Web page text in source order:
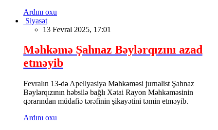
Ardını oxu
Siyasət
13 Fevral 2025, 17:01
Məhkəmə Şahnaz Bəylərqızını azad
etməyib
Fevralın 13-də Apellyasiya Məhkəməsi jurnalist Şahnaz
Bəylərqızının həbsilə bağlı Xətai Rayon Məhkəməsinin
qərarından müdafiə tərəfinin şikayətini təmin etməyib.
Ardını oxu